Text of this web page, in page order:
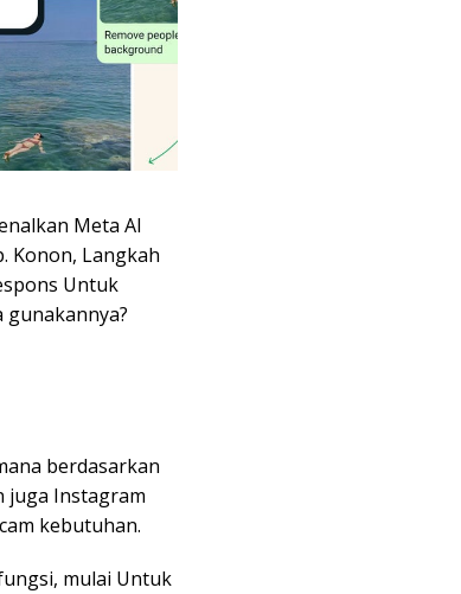
Meta AI
Konon, Langkah
Untuk
berdasarkan
juga Instagram
kebutuhan.
mulai Untuk